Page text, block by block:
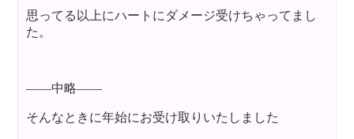
思ってる以上にハートにダメージ受けちゃってまし
た。
——中略——
そんなときに年始にお受け取りいたしました